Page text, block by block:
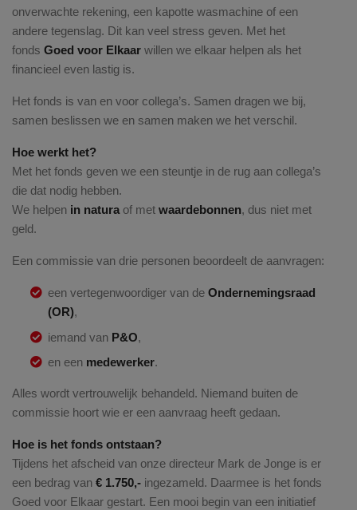
onverwachte rekening, een kapotte wasmachine of een
andere tegenslag. Dit kan veel stress geven. Met het
fonds Goed voor Elkaar willen we elkaar helpen als het
financieel even lastig is.
Het fonds is van en voor collega’s. Samen dragen we bij,
samen beslissen we en samen maken we het verschil.
Hoe werkt het?
Met het fonds geven we een steuntje in de rug aan collega’s
die dat nodig hebben.
We helpen in natura of met waardebonnen, dus niet met
geld.
Een commissie van drie personen beoordeelt de aanvragen:
een vertegenwoordiger van de Ondernemingsraad
(OR),
iemand van P&O,
en een medewerker.
Alles wordt vertrouwelijk behandeld. Niemand buiten de
commissie hoort wie er een aanvraag heeft gedaan.
Hoe is het fonds ontstaan?
Tijdens het afscheid van onze directeur Mark de Jonge is er
een bedrag van € 1.750,- ingezameld. Daarmee is het fonds
Goed voor Elkaar gestart. Een mooi begin van een initiatief